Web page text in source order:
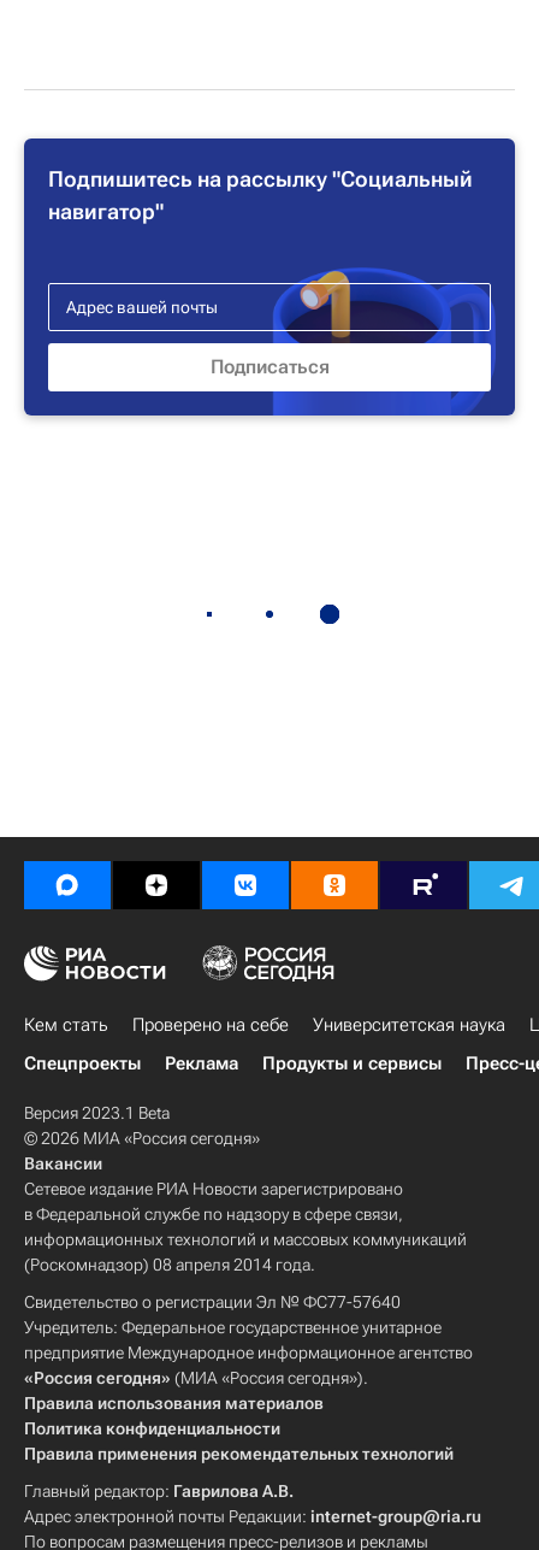
Подпишитесь на рассылку "Социальный
навигатор"
Кем стать Проверено на себе Университетская наука
Спецпроекты
Реклама Продукты и сервисы Пресс-
Версия 2023.1 Beta
© 2026 МИА «Россия сегодня»
Вакансии
Сетевое издание РИА Новости зарегистрировано
в Федеральной службе по надзору в сфере связи,
информационных технологий и массовых коммуникаций
(Роскомнадзор) 08 апреля 2014 года.
Свидетельство о регистрации Эл № ФС77-57640
Учредитель: Федеральное государственное унитарное
предприятие Международное информационное агентство
«Россия сегодня» (МИА «Россия сегодня»).
Правила использования материалов
Политика конфиденциальности
Правила применения рекомендательных технологий
Главный редактор: Гаврилова А.В.
Адрес электронной почты Редакции: internet-group@ria.ru
По вопросам размещения пресс-релизов и рекламы